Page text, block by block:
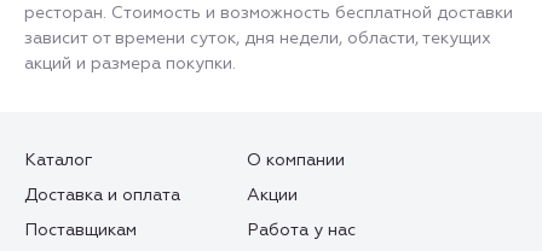
ресторан. Стоимость и возможность бесплатной доставки
зависит от времени суток, дня недели, области, текущих
акций и размера покупки.
Каталог
О компании
Доставка и оплата
Акции
Поставщикам
Работа у нас